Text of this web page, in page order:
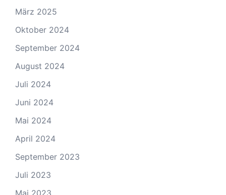
März 2025
Oktober 2024
September 2024
August 2024
Juli 2024
Juni 2024
Mai 2024
April 2024
September 2023
Juli 2023
Mai 2023